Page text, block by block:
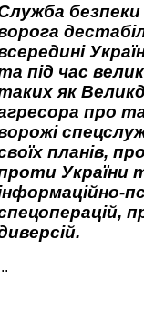
безпеки
під час
як
про
планів,
України